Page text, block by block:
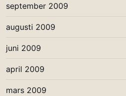
september 2009
augusti 2009
juni 2009
april 2009
mars 2009